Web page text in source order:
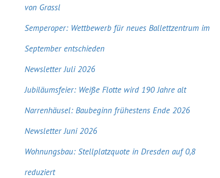
von Grassl
Semperoper: Wettbewerb für neues Ballettzentrum im
September entschieden
Newsletter Juli 2026
Jubiläumsfeier: Weiße Flotte wird 190 Jahre alt
Narrenhäusel: Baubeginn frühestens Ende 2026
Newsletter Juni 2026
Wohnungsbau: Stellplatzquote in Dresden auf 0,8
reduziert